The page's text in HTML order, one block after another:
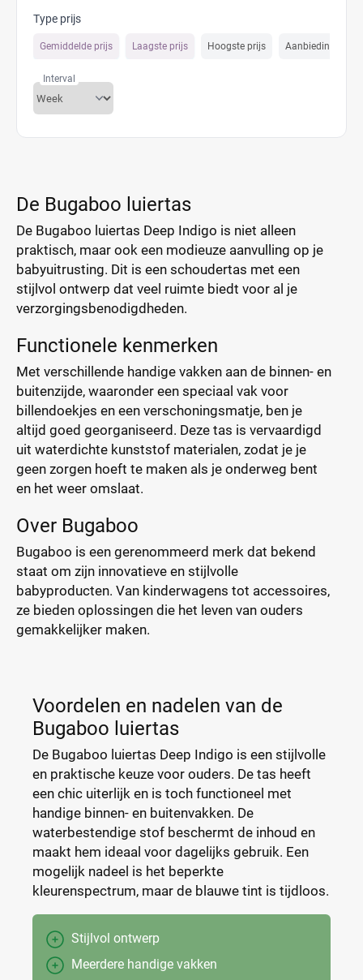
Type prijs
Gemiddelde prijs Laagste prijs Hoogste prijs Aanbiedings prijs
Interval
De Bugaboo luiertas
De Bugaboo luiertas Deep Indigo is niet alleen
praktisch, maar ook een modieuze aanvulling op je
babyuitrusting. Dit is een schoudertas met een
stijlvol ontwerp dat veel ruimte biedt voor al je
verzorgingsbenodigdheden.
Functionele kenmerken
Met verschillende handige vakken aan de binnen- en
buitenzijde, waaronder een speciaal vak voor
billendoekjes en een verschoningsmatje, ben je
altijd goed georganiseerd. Deze tas is vervaardigd
uit waterdichte kunststof materialen, zodat je je
geen zorgen hoeft te maken als je onderweg bent
en het weer omslaat.
Over Bugaboo
Bugaboo is een gerenommeerd merk dat bekend
staat om zijn innovatieve en stijlvolle
babyproducten. Van kinderwagens tot accessoires,
ze bieden oplossingen die het leven van ouders
gemakkelijker maken.
Voordelen en nadelen van de
Bugaboo luiertas
De Bugaboo luiertas Deep Indigo is een stijlvolle
en praktische keuze voor ouders. De tas heeft
een chic uiterlijk en is toch functioneel met
handige binnen- en buitenvakken. De
waterbestendige stof beschermt de inhoud en
maakt hem ideaal voor dagelijks gebruik. Een
mogelijk nadeel is het beperkte
kleurenspectrum, maar de blauwe tint is tijdloos.
Stijlvol ontwerp
Meerdere handige vakken